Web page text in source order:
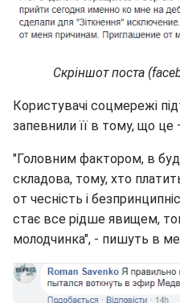
Скріншот поста
Користувачі соцмережі
запевнили її в тому, що це
"Головним фактором, в
складова, тому, хто
от чесність і
стає все рідше явищем,
молодчинка", - пишуть в